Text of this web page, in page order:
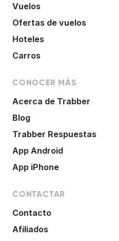
Vuelos
Ofertas de vuelos
Hoteles
Carros
CONOCER MÁS
Acerca de Trabber
Blog
Trabber Respuestas
App Android
App iPhone
CONTACTAR
Contacto
Afiliados